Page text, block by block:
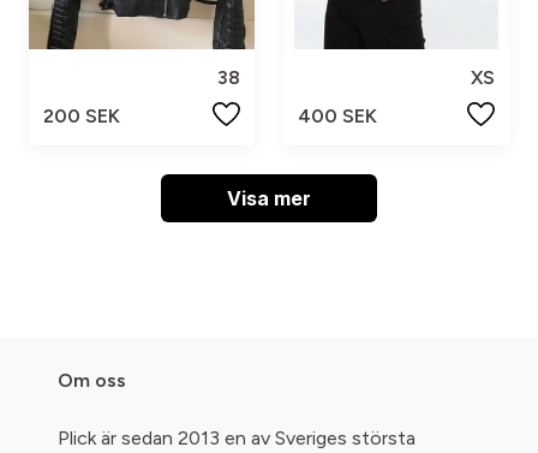
38
200 SEK
XS
400 SEK
Visa mer
Om oss
Plick är sedan 2013 en av Sveriges största